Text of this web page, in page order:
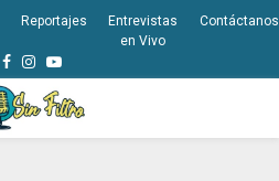
Reportajes
Entrevistas
en Vivo
Contáctanos
Facebook
Instagram
Youtube